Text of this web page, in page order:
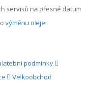
servisů na přesné datum
výměnu oleje.
podmínky
Velkoobchod